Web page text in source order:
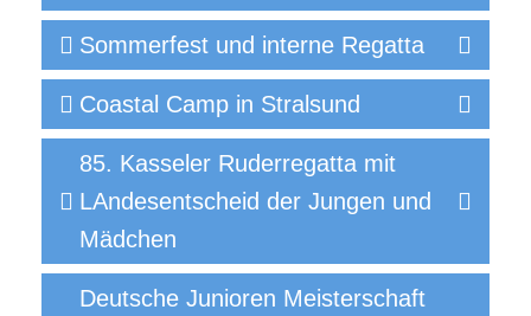
Sommerfest und interne Regatta
Coastal Camp in Stralsund
85. Kasseler Ruderregatta mit
LAndesentscheid der Jungen und
Mädchen
Deutsche Junioren Meisterschaft